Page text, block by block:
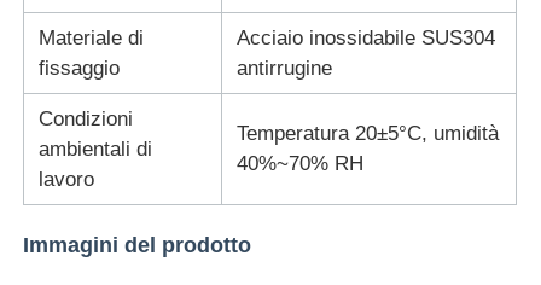
Materiale di
fissaggio
Acciaio inossidabile SUS304
antirrugine
Condizioni
ambientali di
lavoro
Temperatura 20±5°C, umidità
40%~70% RH
Immagini del prodotto